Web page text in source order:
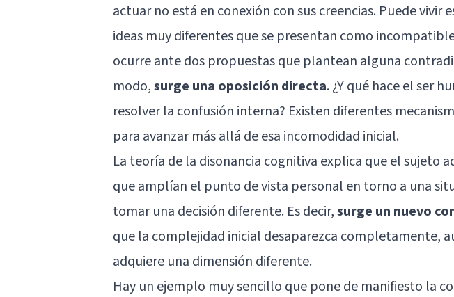
actuar no está en conexión con sus creencias. Puede vivir
ideas muy diferentes que se presentan como
ocurre ante dos propuestas que plantean alguna
modo,surge una oposición directa. ¿Y qué hace el ser
resolver la confusión interna? Existen diferentes
para avanzar más allá de esa incomodidad inicial.
La teoría de la disonancia cognitiva explica que el sujeto
que amplían el punto de vista personal en torno a una
tomar una decisión diferente. Es decir,surge un nuevo
que la complejidad inicial desaparezca completamente,
adquiere una dimensión diferente.
Hay un ejemplo muy sencillo que pone de manifiesto la